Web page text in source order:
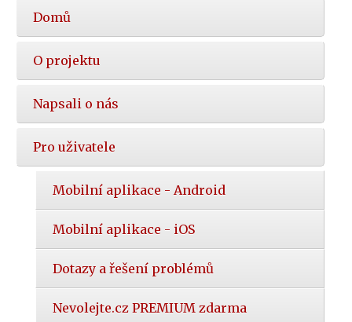
Hlavní
nabídka
Domů
O projektu
Napsali o nás
Pro uživatele
Mobilní aplikace - Android
Mobilní aplikace - iOS
Dotazy a řešení problémů
Nevolejte.cz PREMIUM zdarma